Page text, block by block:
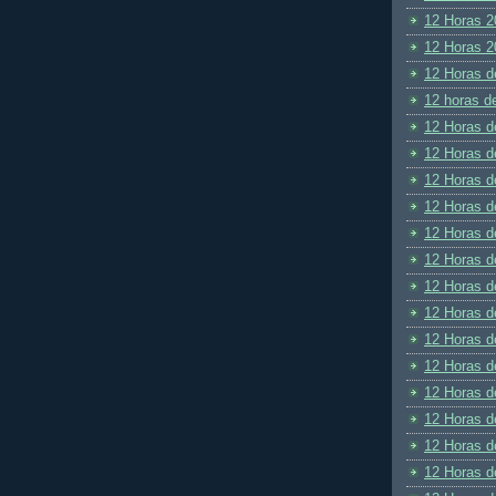
12 Horas
12 Horas
12 Horas
12 horas
12 Horas
12 Horas
12 Horas
12 Horas
12 Horas
12 Horas
12 Horas
12 Horas
12 Horas
12 Horas
12 Horas
12 Horas
12 Horas
12 Horas